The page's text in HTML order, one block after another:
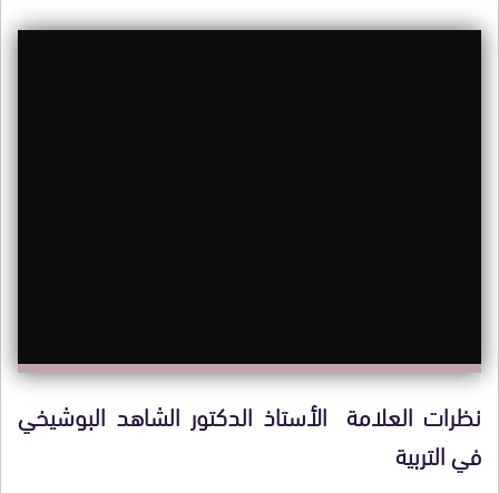
نظرات العلامة الأستاذ الدكتور الشاهد البوشيخي
في التربية